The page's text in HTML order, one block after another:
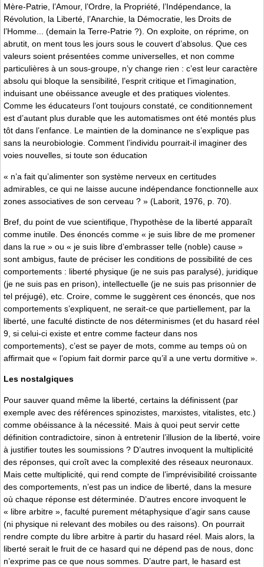
Mère-Patrie, l’Amour, l’Ordre, la Propriété, l’Indépendance, la
Révolution, la Liberté, l’Anarchie, la Démocratie, les Droits de
l’Homme... (demain la Terre-Patrie ?). On exploite, on réprime, on
abrutit, on ment tous les jours sous le couvert d’absolus. Que ces
valeurs soient présentées comme universelles, et non comme
particulières à un sous-groupe, n’y change rien : c’est leur caractère
absolu qui bloque la sensibilité, l’esprit critique et l’imagination,
induisant une obéissance aveugle et des pratiques violentes.
Comme les éducateurs l’ont toujours constaté, ce conditionnement
est d’autant plus durable que les automatismes ont été montés plus
tôt dans l’enfance. Le maintien de la dominance ne s’explique pas
sans la neurobiologie. Comment l’individu pourrait-il imaginer des
voies nouvelles, si toute son éducation
« n’a fait qu’alimenter son système nerveux en certitudes
admirables, ce qui ne laisse aucune indépendance fonctionnelle aux
zones associatives de son cerveau ? » (Laborit, 1976, p. 70).
Bref, du point de vue scientifique, l’hypothèse de la liberté apparaît
comme inutile. Des énoncés comme « je suis libre de me promener
dans la rue » ou « je suis libre d’embrasser telle (noble) cause »
sont ambigus, faute de préciser les conditions de possibilité de ces
comportements : liberté physique (je ne suis pas paralysé), juridique
(je ne suis pas en prison), intellectuelle (je ne suis pas prisonnier de
tel préjugé), etc. Croire, comme le suggèrent ces énoncés, que nos
comportements s’expliquent, ne serait-ce que partiellement, par la
liberté, une faculté distincte de nos déterminismes (et du hasard réel
9, si celui-ci existe et entre comme facteur dans nos
comportements), c’est se payer de mots, comme au temps où on
affirmait que « l’opium fait dormir parce qu’il a une vertu dormitive ».
Les nostalgiques
Pour sauver quand même la liberté, certains la définissent (par
exemple avec des références spinozistes, marxistes, vitalistes, etc.)
comme obéissance à la nécessité. Mais à quoi peut servir cette
définition contradictoire, sinon à entretenir l’illusion de la liberté, voire
à justifier toutes les soumissions ? D’autres invoquent la multiplicité
des réponses, qui croît avec la complexité des réseaux neuronaux.
Mais cette multiplicité, qui rend compte de l’imprévisibilité croissante
des comportements, n’est pas un indice de liberté, dans la mesure
où chaque réponse est déterminée. D’autres encore invoquent le
« libre arbitre », faculté purement métaphysique d’agir sans cause
(ni physique ni relevant des mobiles ou des raisons). On pourrait
rendre compte du libre arbitre à partir du hasard réel. Mais alors, la
liberté serait le fruit de ce hasard qui ne dépend pas de nous, donc
n’exprime pas ce que nous sommes. D’autre part, le hasard est